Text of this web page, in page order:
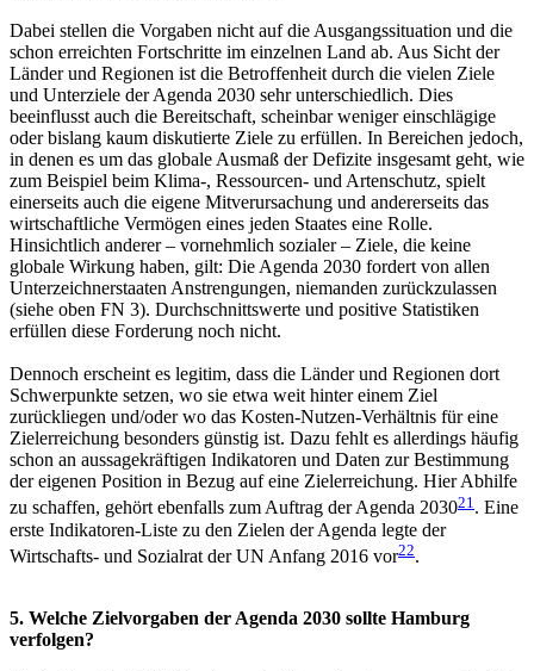
Dabei stellen die Vorgaben nicht auf die Ausgangssituation und die
schon erreichten Fortschritte im einzelnen Land ab. Aus Sicht der
Länder und Regionen ist die Betroffenheit durch die vielen Ziele
und Unterziele der Agenda 2030 sehr unterschiedlich. Dies
beeinflusst auch die Bereitschaft, scheinbar weniger einschlägige
oder bislang kaum diskutierte Ziele zu erfüllen. In Bereichen jedoch,
in denen es um das globale Ausmaß der Defizite insgesamt geht, wie
zum Beispiel beim Klima-, Ressourcen- und Artenschutz, spielt
einerseits auch die eigene Mitverursachung und andererseits das
wirtschaftliche Vermögen eines jeden Staates eine Rolle.
Hinsichtlich anderer – vornehmlich sozialer – Ziele, die keine
globale Wirkung haben, gilt: Die Agenda 2030 fordert von allen
Unterzeichnerstaaten Anstrengungen, niemanden zurückzulassen
(siehe oben FN 3). Durchschnittswerte und positive Statistiken
erfüllen diese Forderung noch nicht.
Dennoch erscheint es legitim, dass die Länder und Regionen dort
Schwerpunkte setzen, wo sie etwa weit hinter einem Ziel
zurückliegen und/oder wo das Kosten-Nutzen-Verhältnis für eine
Zielerreichung besonders günstig ist. Dazu fehlt es allerdings häufig
schon an aussagekräftigen Indikatoren und Daten zur Bestimmung
der eigenen Position in Bezug auf eine Zielerreichung. Hier Abhilfe
zu schaffen, gehört ebenfalls zum Auftrag der Agenda 203021 . Eine
erste Indikatoren-Liste zu den Zielen der Agenda legte der
Wirtschafts- und Sozialrat der UN Anfang 2016 vor22.
5. Welche Zielvorgaben der Agenda 2030 sollte Hamburg
verfolgen?